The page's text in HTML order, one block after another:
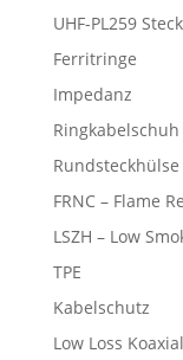
UHF-PL259
Ferritringe
Impedanz
Rundsteckhülse
FRNC – Flame
LSZH – Low
TPE
Kabelschutz
Low Loss